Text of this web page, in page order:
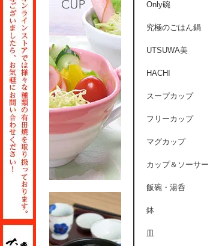
Only碗
究極のごはん鍋
UTSUWA美
HACHI
スープカップ
フリーカップ
マグカップ
カップ＆ソーサー
飯碗・湯呑
鉢